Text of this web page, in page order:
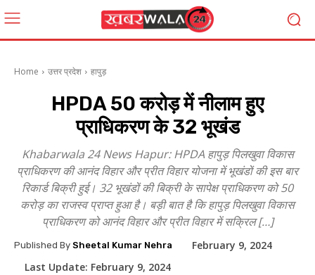
Home उत्तर प्रदेश हापुड़
HPDA 50 करोड़ में नीलाम हुए
प्राधिकरण के 32 भूखंड
Khabarwala 24 News Hapur: HPDA हापुड़ पिलखुवा विकास
प्राधिकरण की आनंद विहार और प्रीत विहार योजना में भूखंडों की इस बार
रिकार्ड बिक्री हुई। 32 भूखंडों की बिक्री के सापेक्ष प्राधिकरण को 50
करोड़ का राजस्व प्राप्त हुआ है। बड़ी बात है कि हापुड़ पिलखुवा विकास
प्राधिकरण को आनंद विहार और प्रीत विहार में सक्रिल […]
Published By Sheetal Kumar Nehra
February 9, 2024
Last Update: February 9, 2024